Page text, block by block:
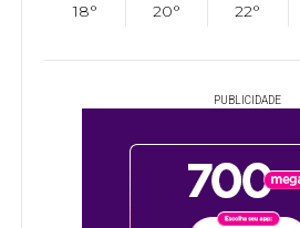
18°
20°
22°
PUBLICIDADE